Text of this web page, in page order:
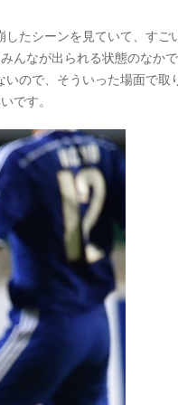
たシーンを見ていて、すご
んなが出られる状態のなか
ので、そういった場面で取
です。